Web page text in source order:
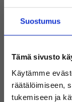
Suostumus
Tämä sivusto
Käytämme
räätälöimiseen,
tukemiseen ja
Alle 10 varastossa
Kampanja